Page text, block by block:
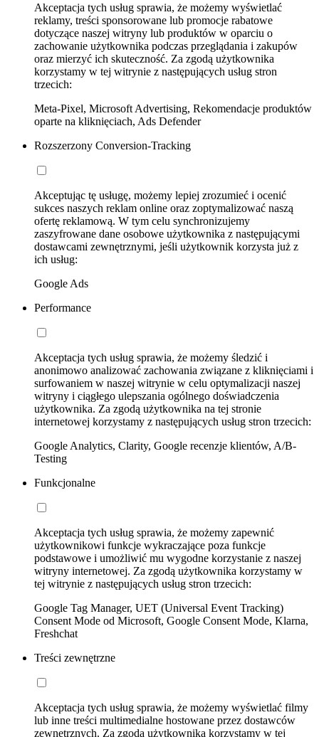
Akceptacja tych usług sprawia, że możemy wyświetlać
reklamy, treści sponsorowane lub promocje rabatowe
dotyczące naszej witryny lub produktów w oparciu o
zachowanie użytkownika podczas przeglądania i zakupów
oraz mierzyć ich skuteczność. Za zgodą użytkownika
korzystamy w tej witrynie z następujących usług stron
trzecich:
Meta-Pixel, Microsoft Advertising, Rekomendacje produktów
oparte na kliknięciach, Ads Defender
Rozszerzony Conversion-Tracking
Akceptując tę usługę, możemy lepiej zrozumieć i ocenić
sukces naszych reklam online oraz zoptymalizować naszą
ofertę reklamową. W tym celu synchronizujemy
zaszyfrowane dane osobowe użytkownika z następującymi
dostawcami zewnętrznymi, jeśli użytkownik korzysta już z
ich usług:
Google Ads
Performance
Akceptacja tych usług sprawia, że możemy śledzić i
anonimowo analizować zachowania związane z kliknięciami i
surfowaniem w naszej witrynie w celu optymalizacji naszej
witryny i ciągłego ulepszania ogólnego doświadczenia
użytkownika. Za zgodą użytkownika na tej stronie
internetowej korzystamy z następujących usług stron trzecich:
Google Analytics, Clarity, Google recenzje klientów, A/B-
Testing
Funkcjonalne
Akceptacja tych usług sprawia, że możemy zapewnić
użytkownikowi funkcje wykraczające poza funkcje
podstawowe i umożliwić mu wygodne korzystanie z naszej
witryny internetowej. Za zgodą użytkownika korzystamy w
tej witrynie z następujących usług stron trzecich:
Google Tag Manager, UET (Universal Event Tracking)
Consent Mode od Microsoft, Google Consent Mode, Klarna,
Freshchat
Treści zewnętrzne
Akceptacja tych usług sprawia, że możemy wyświetlać filmy
lub inne treści multimedialne hostowane przez dostawców
zewnętrznych. Za zgodą użytkownika korzystamy w tej